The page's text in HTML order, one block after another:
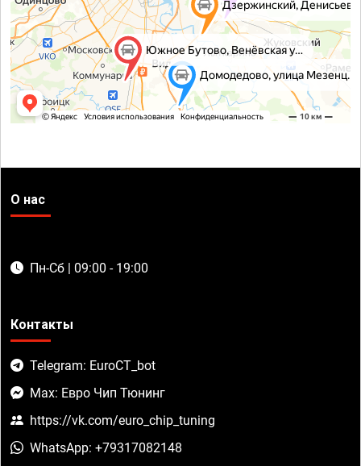
О нас
Пн-Сб | 09:00 - 19:00
Контакты
Telegram: EuroCT_bot
Max: Евро Чип Тюнинг
https://vk.com/euro_chip_tuning
WhatsApp: +79317082148